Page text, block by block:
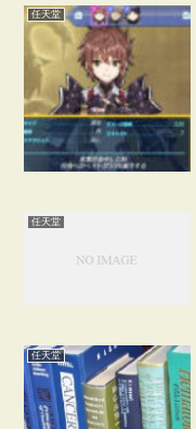
任天堂
任天堂
任天堂